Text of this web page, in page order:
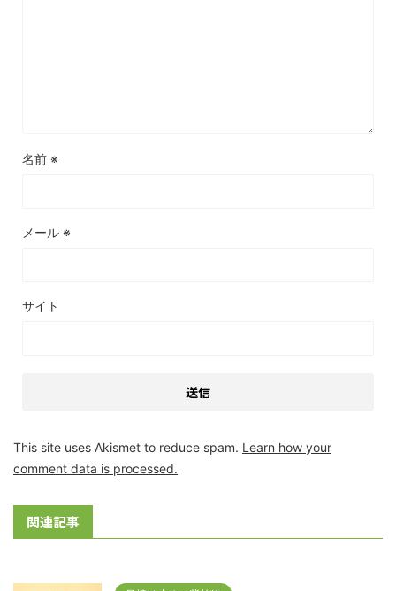
名前 ※
メール ※
サイト
This site uses Akismet to reduce spam. Learn how your
comment data is processed.
関連記事